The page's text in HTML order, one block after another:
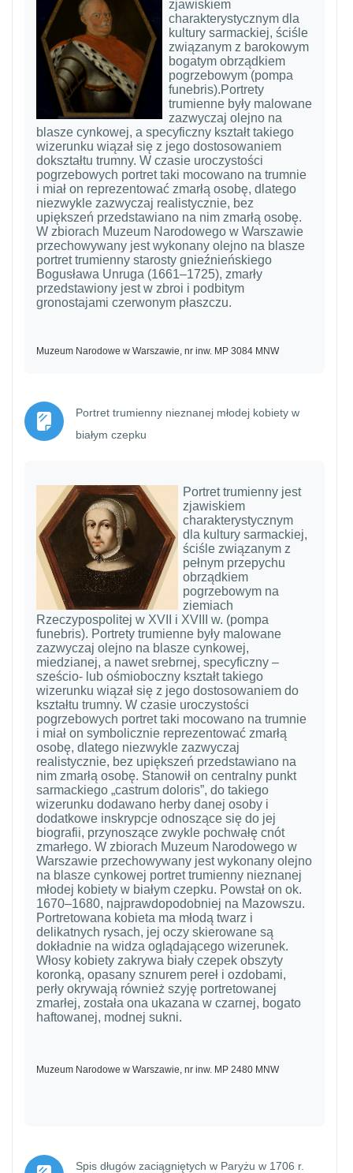
zjawiskiem
charakterystycznym dla
kultury sarmackiej, ściśle
związanym z barokowym
bogatym obrządkiem
pogrzebowym (pompa
funebris).Portrety
trumienne były malowane
zazwyczaj olejno na
blasze cynkowej, a specyficzny kształt takiego
wizerunku wiązał się z jego dostosowaniem
dokształtu trumny. W czasie uroczystości
pogrzebowych portret taki mocowano na trumnie
i miał on reprezentować zmarłą osobę, dlatego
niezwykle zazwyczaj realistycznie, bez
upiększeń przedstawiano na nim zmarłą osobę.
W zbiorach Muzeum Narodowego w Warszawie
przechowywany jest wykonany olejno na blasze
portret trumienny starosty gnieźnieńskiego
Bogusława Unruga (1661–1725), zmarły
przedstawiony jest w zbroi i podbitym
gronostajami czerwonym płaszczu.
Muzeum Narodowe w Warszawie, nr inw. MP 3084 MNW
Portret trumienny nieznanej młodej kobiety w
białym czepku
Portret trumienny jest
zjawiskiem
charakterystycznym
dla kultury sarmackiej,
ściśle związanym z
pełnym przepychu
obrządkiem
pogrzebowym na
ziemiach
Rzeczypospolitej w XVII i XVIII w. (pompa
funebris). Portrety trumienne były malowane
zazwyczaj olejno na blasze cynkowej,
miedzianej, a nawet srebrnej, specyficzny –
sześcio- lub ośmioboczny kształt takiego
wizerunku wiązał się z jego dostosowaniem do
kształtu trumny. W czasie uroczystości
pogrzebowych portret taki mocowano na trumnie
i miał on symbolicznie reprezentować zmarłą
osobę, dlatego niezwykle zazwyczaj
realistycznie, bez upiększeń przedstawiano na
nim zmarłą osobę. Stanowił on centralny punkt
sarmackiego „castrum doloris”, do takiego
wizerunku dodawano herby danej osoby i
dodatkowe inskrypcje odnoszące się do jej
biografii, przynoszące zwykle pochwałę cnót
zmarłego. W zbiorach Muzeum Narodowego w
Warszawie przechowywany jest wykonany olejno
na blasze cynkowej portret trumienny nieznanej
młodej kobiety w białym czepku. Powstał on ok.
1670–1680, najprawdopodobniej na Mazowszu.
Portretowana kobieta ma młodą twarz i
delikatnych rysach, jej oczy skierowane są
dokładnie na widza oglądającego wizerunek.
Włosy kobiety zakrywa biały czepek obszyty
koronką, opasany sznurem pereł i ozdobami,
perły okrywają również szyję portretowanej
zmarłej, została ona ukazana w czarnej, bogato
haftowanej, modnej sukni.
Muzeum Narodowe w Warszawie, nr inw. MP 2480 MNW
Spis długów zaciągniętych w Paryżu w 1706 r.